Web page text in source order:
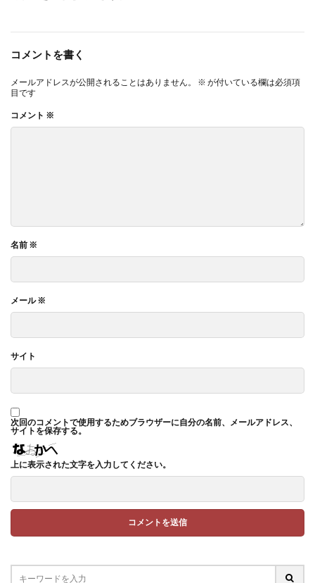
コメントを書く
メールアドレスが公開されることはありません。 ※ が付いている欄は必須項
目です
コメント ※
名前 ※
メール※
サイト
次回のコメントで使用するためブラウザーに自分の名前、メールアドレス、
サイトを保存する。
上に表示された文字を入力してください。